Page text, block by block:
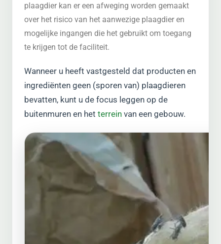
plaagdier kan er een afweging worden gemaakt
over het risico van het aanwezige plaagdier en
mogelijke ingangen die het gebruikt om toegang
te krijgen tot de faciliteit.
Wanneer u heeft vastgesteld dat producten en
ingrediënten geen (sporen van) plaagdieren
bevatten, kunt u de focus leggen op de
buitenmuren en het terrein van een gebouw.